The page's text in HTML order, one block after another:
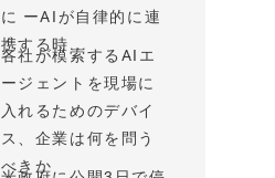
に ーAIが自律的に連
携する時...
各社が模索するAIエ
ージェントを現場に
入れるためのデバイ
ス、企業は何を問う
べきか